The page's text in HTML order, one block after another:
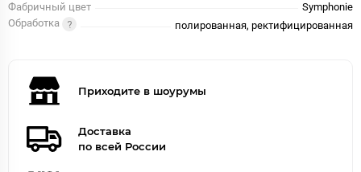
Фабричный цвет
Symphonie
Обработка
полированная, ректифицированная
Приходите в шоурумы
Доставка
по всей России